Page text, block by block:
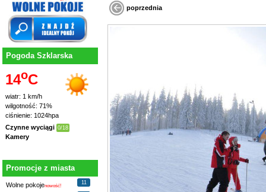
Pogoda Szklarska
14oC
wiatr: 1 km/h
wilgotność: 71%
ciśnienie: 1024hpa
Czynne wyciągi 0/18
Kamery
Promocje z miasta
Wolne pokojenowość!
11
poprzednia